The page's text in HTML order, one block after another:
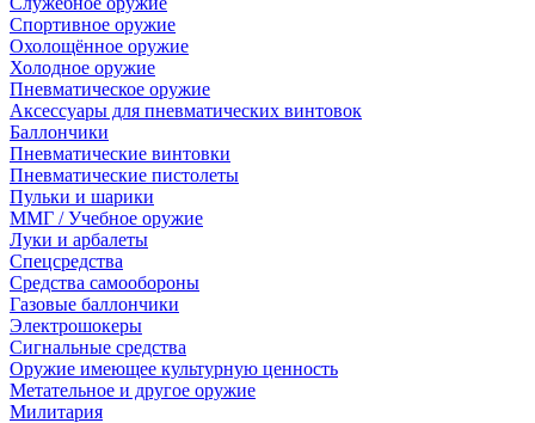
Спортивное оружие
Охолощённое оружие
Холодное оружие
Пневматическое оружие
Аксессуары для пневматических винтовок
Баллончики
Пневматические винтовки
Пневматические пистолеты
Пульки и шарики
ММГ / Учебное оружие
Луки и арбалеты
Спецсредства
Средства самообороны
Газовые баллончики
Электрошокеры
Сигнальные средства
Оружие имеющее культурную ценность
Метательное и другое оружие
Милитария